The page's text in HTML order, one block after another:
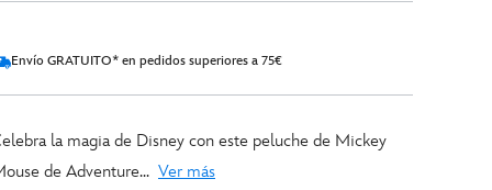
Envío GRATUITO* en pedidos superiores a 75€
la magia de Disney con este peluche de Mickey
de Adventure... Ver más